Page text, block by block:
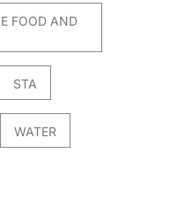
FOOD AND
STA
WATER